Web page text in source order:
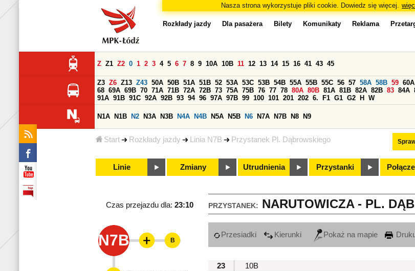
Nasza strona wykorzystuje pliki cookie. Dowiedz się więcej.
Start Rozkłady jazdy Linia N7B Przystanek Pl. Dąbrowskiego
Rozkłady jazdy Dla pasażera Bilety Komunikaty Reklama
Z Z1 Z2 0 1 2 3 4 5 6 7 8 9 10A 10B 11 12 13 14 15 16 41 43 45
Z3 Z6 Z13 Z43 50A 50B 51A 51B 52 53A 53C 53B 54B 55A 55B 55C 56 57 58A 58B 59 60A
68 69A 69B 70 71A 71B 72A 72B 73 75A 75B 76 77 78 80A 80B 81A 81B 82A 82B 83 84A
91A 91B 91C 92A 92B 93 94 96 97A 97B 99 100 101 201 202 6. F1 G1 G2 H W
N1A N1B N2 N3A N3B N4A N4B N5A N5B N6 N7A N7B N8 N9
Linie Zmiany Utrudnienia Przystanki
PRZYSTANEK: NARUTOWICZA - PL.
Czas przejazdu dla: 23:10
N7B Przesiadki Kierunki Pokaż na mapie
23
10B
B